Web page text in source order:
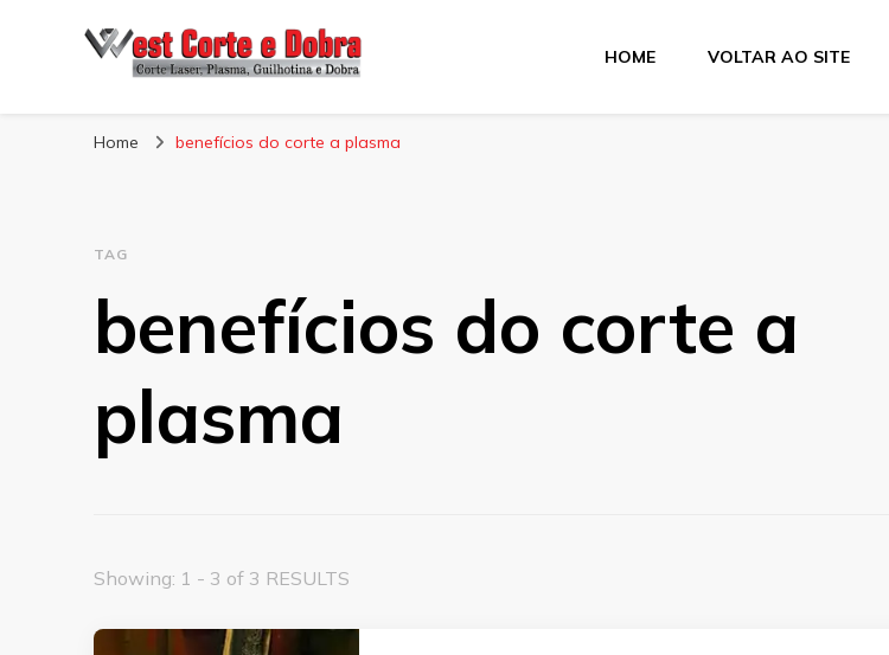
Blog West Corte e Dobra
HOME VOLTAR AO SITE
Home benefícios do corte a plasma
TAG
benefícios do corte a
plasma
Showing: 1 - 3 of 3 RESULTS